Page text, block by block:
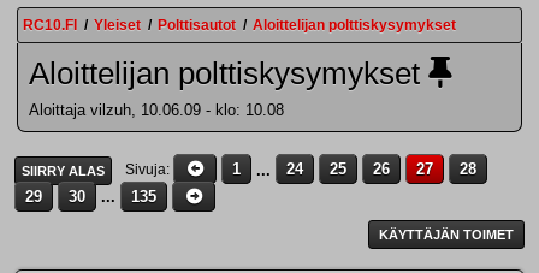
RC10.FI / Yleiset / Polttisautot / Aloittelijan polttiskysymykset
Aloittelijan polttiskysymykset
Aloittaja vilzuh, 10.06.09 - klo: 10.08
SIIRRY ALAS Sivuja 1 ... 24 25 26 27
28
29
30 ... 135
KÄYTTÄJÄN TOIMET